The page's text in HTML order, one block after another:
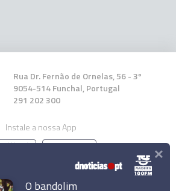
Rua Dr. Fernão de Ornelas, 56 - 3º
9054-514 Funchal, Portugal
291 202 300
Instale a nossa App
O bandolim
×